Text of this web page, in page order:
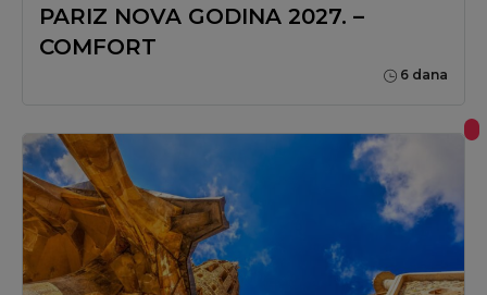
PARIZ NOVA GODINA 2027. –
COMFORT
6 dana